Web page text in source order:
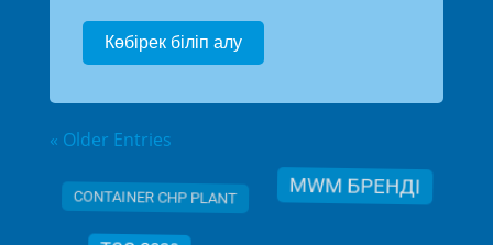
Көбірек біліп алу
« Older Entries
CONTAINER CHP PLANT MWM БРЕНДІ